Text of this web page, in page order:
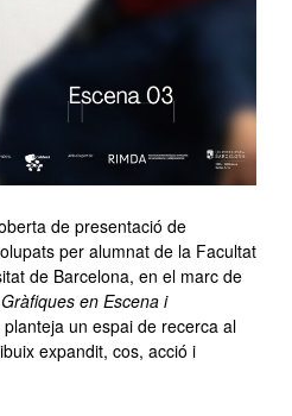
de presentació de
per alumnat de la Facultat
de Barcelona, en el marc de
en Escena i
planteja un espai de recerca al
expandit, cos, acció i